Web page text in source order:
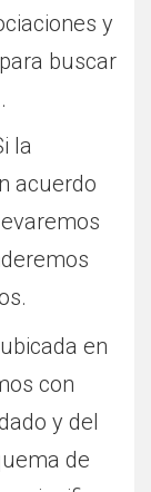
y
buscar
la
acuerdo
en
con
y del
de